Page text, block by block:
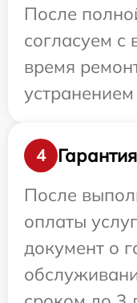
После
согласуем с
время
4
Гарантия
После
оплаты
документ о